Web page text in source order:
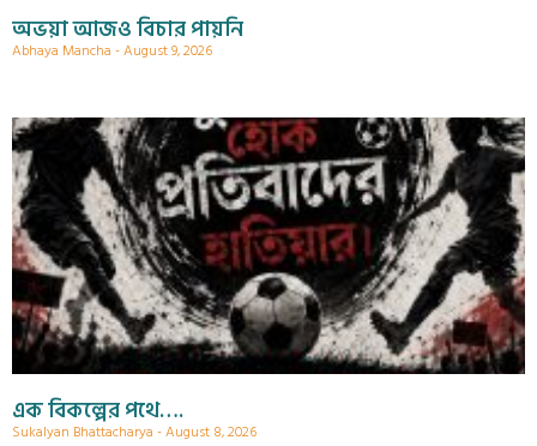
অভয়া আজও বিচার পায়নি
Abhaya Mancha August 9, 2026
এক বিকল্পের পথে….
Sukalyan Bhattacharya August 8, 2026